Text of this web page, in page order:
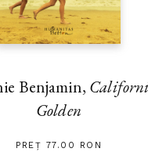
Benjamin,
Golden
PREȚ 77.00 RON